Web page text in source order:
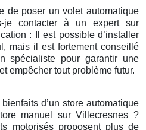
de poser un volet automatique
je contacter à un expert sur
: Il est possible d’installer
mais il est fortement conseillé
spécialiste pour garantir une
empêcher tout problème futur.
d’un store automatique
manuel sur Villecresnes ?
motorisés proposent plus de